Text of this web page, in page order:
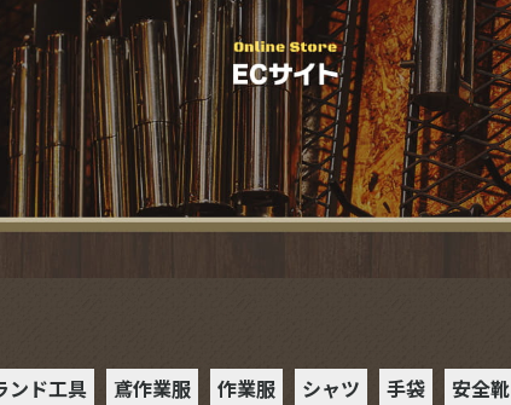
ンド工具 鳶作業服 作業服 シャツ 手袋 安全靴